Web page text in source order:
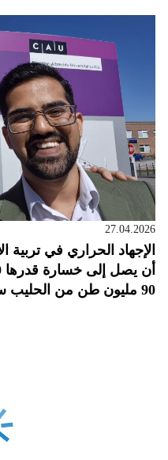
27.04.2026
90 مليون طن من الحليب سنويًا